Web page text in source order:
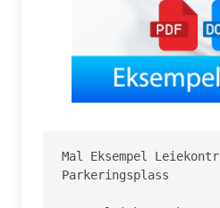
Mal Eksempel
Parkeringsplass